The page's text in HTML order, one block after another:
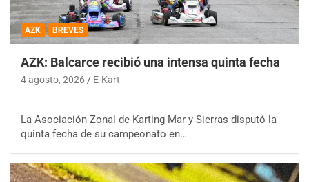
AZK BREVES
AZK: Balcarce recibió una intensa quinta fecha
4 agosto, 2026 E-Kart
La Asociación Zonal de Karting Mar y Sierras disputó la
quinta fecha de su campeonato en…